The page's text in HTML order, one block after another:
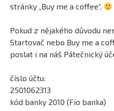
stránky „Buy me a coffee“.
Pokud z nějakého důvodu
Startovač nebo Buy me a
poslat i na náš Pátečnický
číslo účtu:
2501062313
kód banky 2010 (Fio banka)